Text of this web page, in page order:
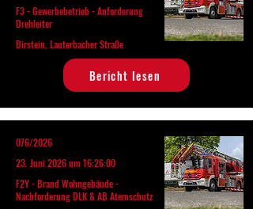
F3 - Gewerbebetrieb - Anforderung
Drehleiter
Birstein, Lauterbacher Straße
Bericht lesen
076/2026
23. Juni 2026 um 16:26:00
F2Y - Brand Wohngebäude -
Nachforderung DLK & AB Atemschutz